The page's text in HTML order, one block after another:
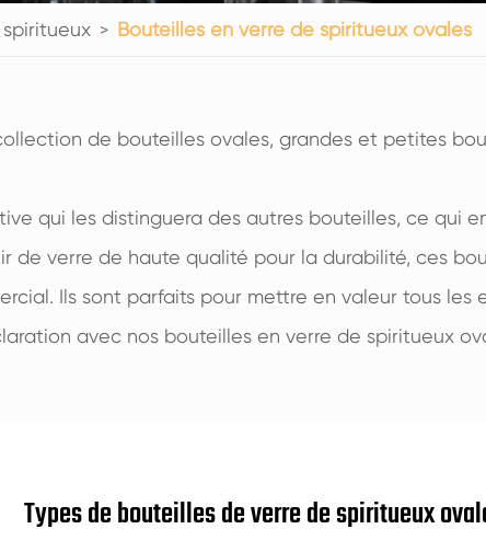
150ml Bouteilles en verre de spiritueux
Bouteilles en verre de spiritueux ovales
de bouteilles ovales, grandes et petites
qui les distinguera des autres bouteilles, ce qui
de verre de haute qualité pour la durabilité, ces
Ils sont parfaits pour mettre en valeur tous
avec nos bouteilles en verre de spiritueux
Types de bouteilles de verre de spiritueux